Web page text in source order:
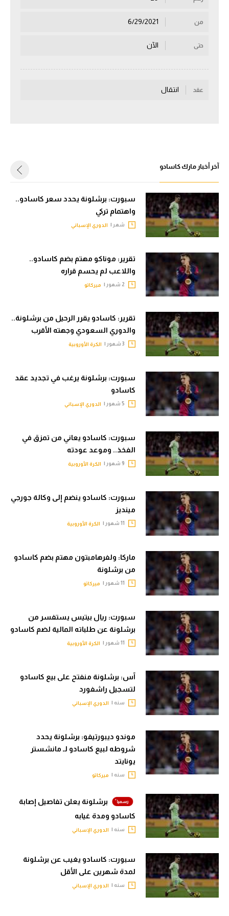
القسم الثاني
كرة يد
كرة طائرة
الوطن العربي
في المونديال
رياضة نسائية
أمريكا
ركن الألعاب
أقسام خاصة
Gamers
ميركاتو
تحقيق في الجول
تقرير في الجول
تحليل في الجول
حكايات في الجول
كويز في الجول
فيديو في الجول
من
حتى الآن
عقد انتقال
آخر أخبار مارك كاسادو
سبورت: برشلونة يحدد سعر كاسادو..
واهتمام تركي
شهر | الدوري الإسباني
تقرير: موناكو مهتم بضم كاسادو..
واللاعب لم يحسم قراره
ميركاتو
تقرير: كاسادو يقرر الرحيل من برشلونة..
والدوري السعودي وجهته الأقرب
الكرة الأوروبية
سبورت: برشلونة يرغب في تجديد عقد
كاسادو
الدوري الإسباني
سبورت: كاسادو يعاني من تمزق في
الفخذ.. وموعد عودته
الكرة الأوروبية
سبورت: كاسادو ينضم إلى وكالة جورجي
مينديز
الكرة الأوروبية
ماركا: ولفرهامبتون مهتم بضم كاسادو
من برشلونة
ميركاتو
سبورت: ريال بيتيس يستفسر من
برشلونة عن طلباته المالية لضم كاسادو
الكرة الأوروبية
آس: برشلونة منفتح على بيع كاسادو
لتسجيل راشفورد
سنه | الدوري الإسباني
موندو ديبورتيفو: برشلونة يحدد
شروطه لبيع كاسادو لـ مانشستر
يونايتد
سنه | ميركاتو
برشلونة يعلن تفاصيل إصابة
كاسادو ومدة غيابه
سنه | الدوري الإسباني
سبورت: كاسادو يغيب عن برشلونة
لمدة شهرين على الأقل
سنه | الدوري الإسباني